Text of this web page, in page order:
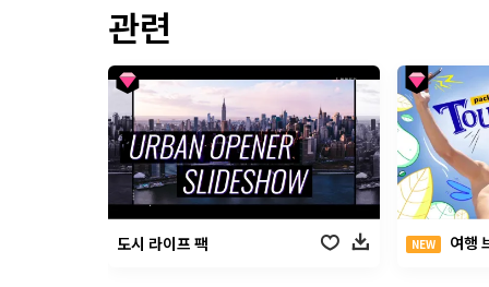
관련
도시 라이프 팩 NEW 여행